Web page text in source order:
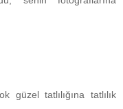
tatlılığına tatlılık